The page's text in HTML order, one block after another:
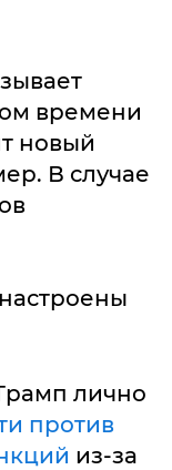
времени
новый
В случае
лично
против
из-за